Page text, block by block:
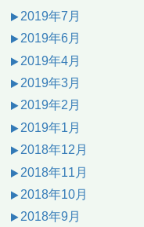
2019年7月
2019年6月
2019年4月
2019年3月
2019年2月
2019年1月
2018年12月
2018年11月
2018年10月
2018年9月